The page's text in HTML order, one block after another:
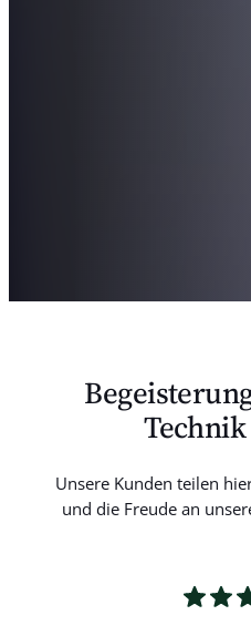
Unsere Kunden teilen
und die Freude an